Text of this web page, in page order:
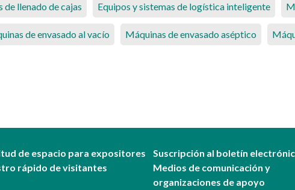
llenado de cajas Equipos y sistemas de logística inteligente
de envasado al vacío Máquinas de envasado aséptico
de espacio para expositores
rápido de visitantes
Suscripción al boletín
Medios de comunicación y
organizaciones de apoyo